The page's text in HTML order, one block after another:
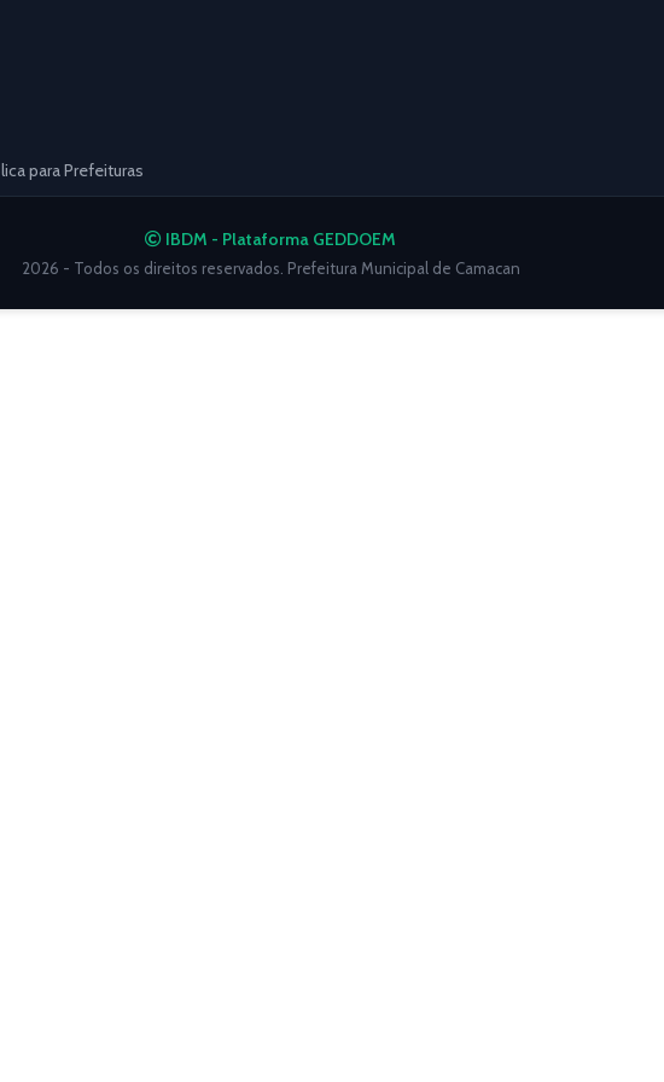
para Prefeituras
IBDM - Plataforma GEDDOEM
2026 - Todos os direitos reservados. Prefeitura Municipal de Camacan